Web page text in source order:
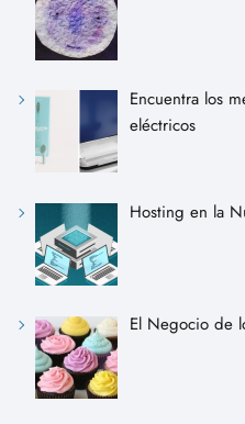
Encuentra los
eléctricos
Hosting en la
El Negocio de